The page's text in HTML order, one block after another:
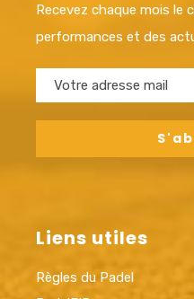
Recevez chaque mois le
performances et des
Liens utiles
Règles du Padel